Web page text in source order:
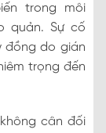
trong môi
quản. Sự cố
đồng do gián
trọng đến
cân đối